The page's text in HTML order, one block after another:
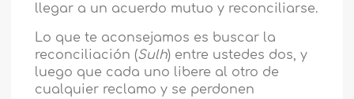
llegar a un acuerdo mutuo y reconciliarse.
Lo que te aconsejamos es buscar la
reconciliación (Sulh) entre ustedes dos, y
luego que cada uno libere al otro de
cualquier reclamo y se perdonen